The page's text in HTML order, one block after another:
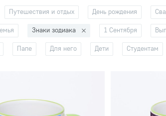
Путешествия и отдых День рождения
Знаки зодиака 1 Сентября
Папе Для него Дети Студентам